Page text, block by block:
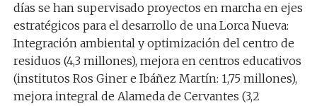
días se han supervisado proyectos en marcha en ejes
estratégicos para el desarrollo de una Lorca Nueva:
Integración ambiental y optimización del centro de
residuos (4,3 millones), mejora en centros educativos
(institutos Ros Giner e Ibáñez Martín: 1,75 millones),
mejora integral de Alameda de Cervantes (3,2